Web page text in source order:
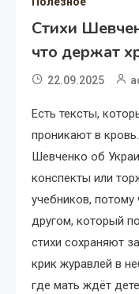
Стихи
что держат
22.09.2025
Есть тексты,
проникают в
Шевченко об
конспекты или
учебников, потому
другом, который
стихи сохраняют
крик журавлей в
где мать ждёт